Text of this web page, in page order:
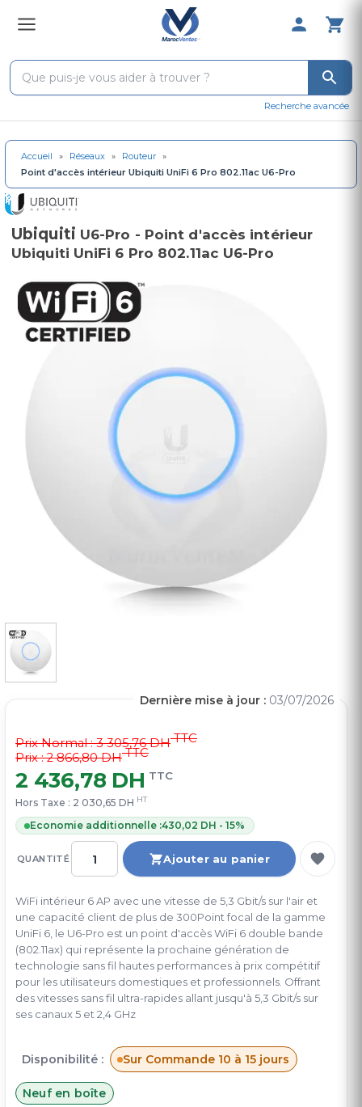
0 Produit
Recherche avancée
Accueil » Réseaux » Routeur »
Point d'accès intérieur Ubiquiti UniFi 6 Pro 802.11ac U6-Pro
Ubiquiti U6-Pro - Point d'accès intérieur
Ubiquiti UniFi 6 Pro 802.11ac U6-Pro
QUANTITÉ Ajouter au panier
Prix Normal :3 305,76 DHTTC
Prix : 2 866,80 DHTTC
2 436,78 DH TTC
Hors Taxe : 2 030,65 DH HT
Economie additionnelle :430,02 DH - 15%
WiFi intérieur 6 AP avec une vitesse de 5,3 Gbit/s sur l'air et
une capacité client de plus de 300Point focal de la gamme
UniFi 6, le U6-Pro est un point d'accès WiFi 6 double bande
(802.11ax) qui représente la prochaine génération de
technologie sans fil hautes performances à prix compétitif
pour les utilisateurs domestiques et professionnels. Offrant
des vitesses sans fil ultra-rapides allant jusqu'à 5,3 Gbit/s sur
ses canaux 5 et 2,4 GHz
Disponibilité : Sur Commande 10 à 15 jours
Dernière mise à jour : 03/07/2026
Neuf en boîte